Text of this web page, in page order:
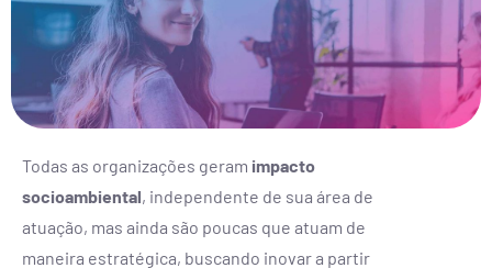
Todas as organizações geram impacto
socioambiental, independente de sua área de
atuação, mas ainda são poucas que atuam de
maneira estratégica, buscando inovar a partir